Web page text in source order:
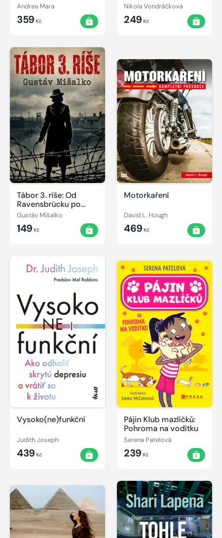
Andrea Mara
359 Kč
Nikola Vondráčková
249 Kč
Tábor 3. ríše: Od
Ravensbrücku po
gdansku šibenicu –
pravda o ženách v
službách SS
Gustáv Mišalko
149 Kč
Motorkaření
David L. Hough
469 Kč
Vysoko(ne)funkční
Judith Joseph
439 Kč
Pájin Klub mazlíčků:
Pohroma na vodítku
Serena Patelová
239 Kč